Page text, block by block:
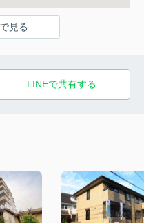
見る
LINEで共有する